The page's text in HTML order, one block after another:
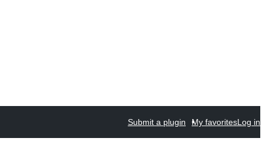
Submit a plugin My favoritesLog in